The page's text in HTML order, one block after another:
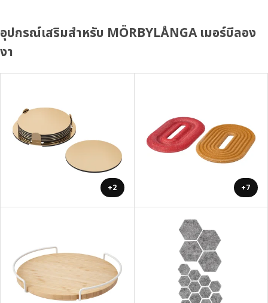
อุปกรณ์เสริมสำหรับ MÖRBYLÅNGA เมอร์บีลอง
งา
+2 +7